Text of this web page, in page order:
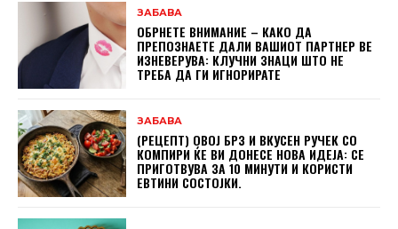
ЗАБАВА
ОБРНЕТЕ ВНИМАНИЕ – КАКО ДА
ПРЕПОЗНАЕТЕ ДАЛИ ВАШИОТ ПАРТНЕР ВЕ
ИЗНЕВЕРУВА: КЛУЧНИ ЗНАЦИ ШТО НЕ
ТРЕБА ДА ГИ ИГНОРИРАТЕ
ЗАБАВА
(РЕЦЕПТ) ОВОЈ БРЗ И ВКУСЕН РУЧЕК СО
КОМПИРИ ЌЕ ВИ ДОНЕСЕ НОВА ИДЕЈА: СЕ
ПРИГОТВУВА ЗА 10 МИНУТИ И КОРИСТИ
ЕВТИНИ СОСТОЈКИ.